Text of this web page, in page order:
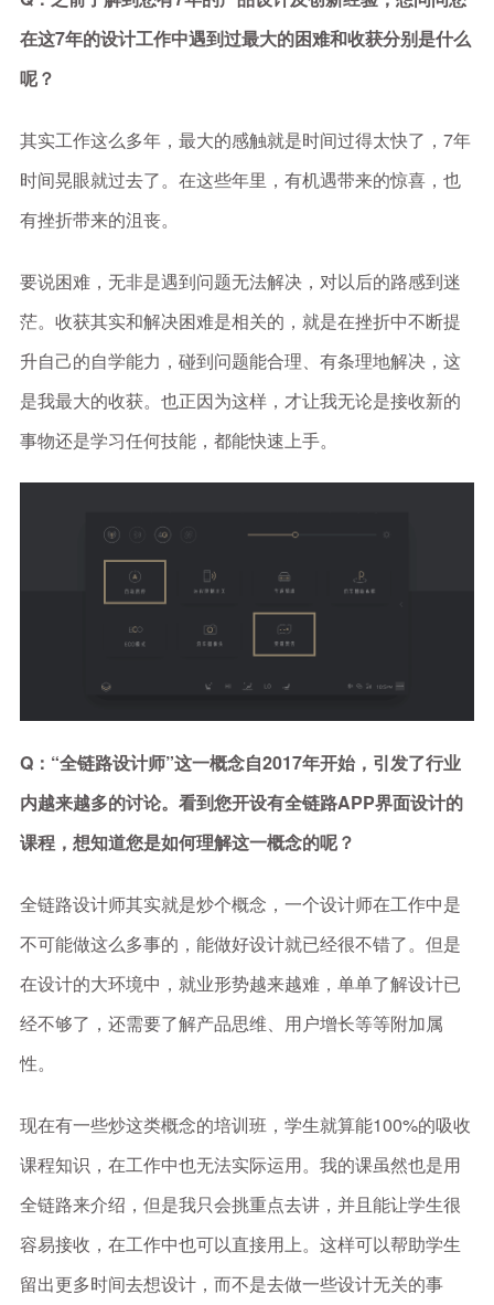
在这7年的设计工作中遇到过最大的困难和收获分别是什么
呢？
其实工作这么多年，最大的感触就是时间过得太快了，7年
时间晃眼就过去了。在这些年里，有机遇带来的惊喜，也
有挫折带来的沮丧。
要说困难，无非是遇到问题无法解决，对以后的路感到迷
茫。收获其实和解决困难是相关的，就是在挫折中不断提
升自己的自学能力，碰到问题能合理、有条理地解决，这
是我最大的收获。也正因为这样，才让我无论是接收新的
事物还是学习任何技能，都能快速上手。
Q：“全链路设计师”这一概念自2017年开始，引发了行业
内越来越多的讨论。看到您开设有全链路APP界面设计的
课程，想知道您是如何理解这一概念的呢？
全链路设计师其实就是炒个概念，一个设计师在工作中是
不可能做这么多事的，能做好设计就已经很不错了。但是
在设计的大环境中，就业形势越来越难，单单了解设计已
经不够了，还需要了解产品思维、用户增长等等附加属
性。
现在有一些炒这类概念的培训班，学生就算能100%的吸收
课程知识，在工作中也无法实际运用。我的课虽然也是用
全链路来介绍，但是我只会挑重点去讲，并且能让学生很
容易接收，在工作中也可以直接用上。这样可以帮助学生
留出更多时间去想设计，而不是去做一些设计无关的事